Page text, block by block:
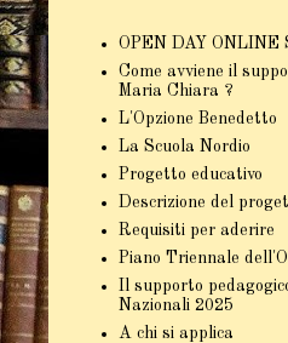
OPEN DAY ONLINE
Come avviene il
Maria Chiara ?
L'Opzione Benedetto
La Scuola Nordio
Progetto educativo
Descrizione del
Requisiti per aderire
Piano Triennale
Il supporto
Nazionali 2025
A chi si applica